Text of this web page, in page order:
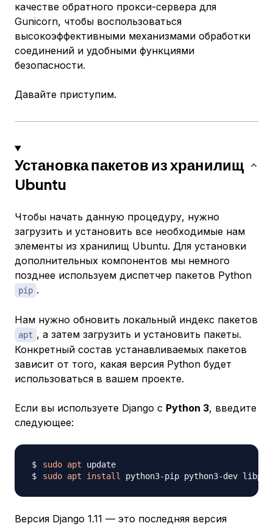
качестве обратного прокси-сервера для
Gunicorn, чтобы воспользоваться
высокоэффективными механизмами обработки
соединений и удобными функциями
безопасности.
Давайте приступим.
Установка пакетов из хранилищ
Ubuntu
Чтобы начать данную процедуру, нужно
загрузить и установить все необходимые нам
элементы из хранилищ Ubuntu. Для установки
дополнительных компонентов мы немного
позднее используем диспетчер пакетов Python
pip .
Нам нужно обновить локальный индекс пакетов
apt , а затем загрузить и установить пакеты.
Конкретный состав устанавливаемых пакетов
зависит от того, какая версия Python будет
использоваться в вашем проекте.
Если вы используете Django с Python 3, введите
следующее:
sudo apt
sudo apt install python3-pip python3-dev
Версия Django 1.11 — это последняя версия